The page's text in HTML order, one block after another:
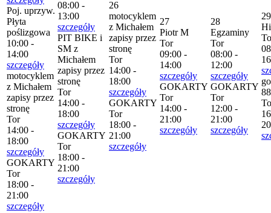
Poj. uprzyw.
Płyta
poślizgowa
10:00 -
14:00
szczegóły
motocyklem
z Michałem
zapisy przez
stronę
Tor
14:00 -
18:00
szczegóły
GOKARTY
Tor
18:00 -
21:00
szczegóły
08:00 -
13:00
szczegóły
PIT BIKE i
SM z
Michałem
zapisy przez
stronę
Tor
14:00 -
18:00
szczegóły
GOKARTY
Tor
18:00 -
21:00
szczegóły
26
motocyklem
z Michałem
zapisy przez
stronę
Tor
14:00 -
18:00
szczegóły
GOKARTY
Tor
18:00 -
21:00
szczegóły
27
Piotr M
Tor
09:00 -
14:00
szczegóły
GOKARTY
Tor
14:00 -
21:00
szczegóły
28
Egzaminy
Tor
08:00 -
12:00
szczegóły
GOKARTY
Tor
12:00 -
21:00
szczegóły
29